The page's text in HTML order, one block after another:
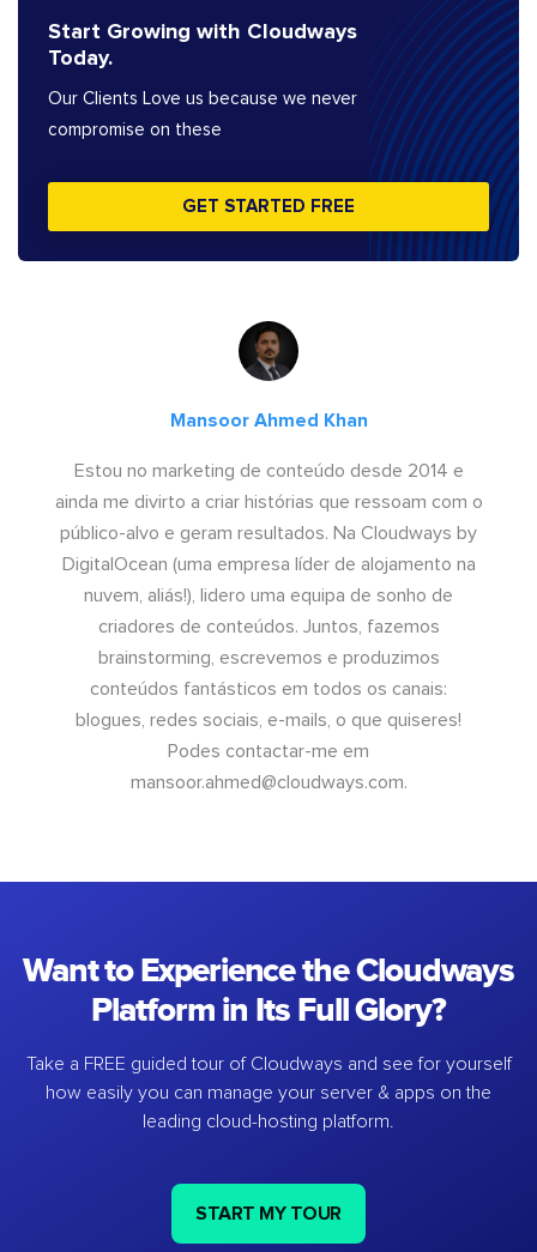
Start Growing with Cloudways
Today.
Our Clients Love us because we never
compromise on these
GET STARTED FREE
Mansoor Ahmed Khan
Estou no marketing de conteúdo desde 2014 e
ainda me divirto a criar histórias que ressoam com o
público-alvo e geram resultados. Na Cloudways by
DigitalOcean (uma empresa líder de alojamento na
nuvem, aliás!), lidero uma equipa de sonho de
criadores de conteúdos. Juntos, fazemos
brainstorming, escrevemos e produzimos
conteúdos fantásticos em todos os canais:
blogues, redes sociais, e-mails, o que quiseres!
Podes contactar-me em
mansoor.ahmed@cloudways.com.
Want to Experience the Cloudways
Platform in Its Full Glory?
Take a FREE guided tour of Cloudways and see for yourself
how easily you can manage your server & apps on the
leading cloud-hosting platform.
START MY TOUR